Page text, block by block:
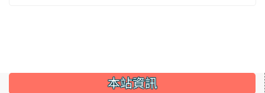
::: 本站資訊